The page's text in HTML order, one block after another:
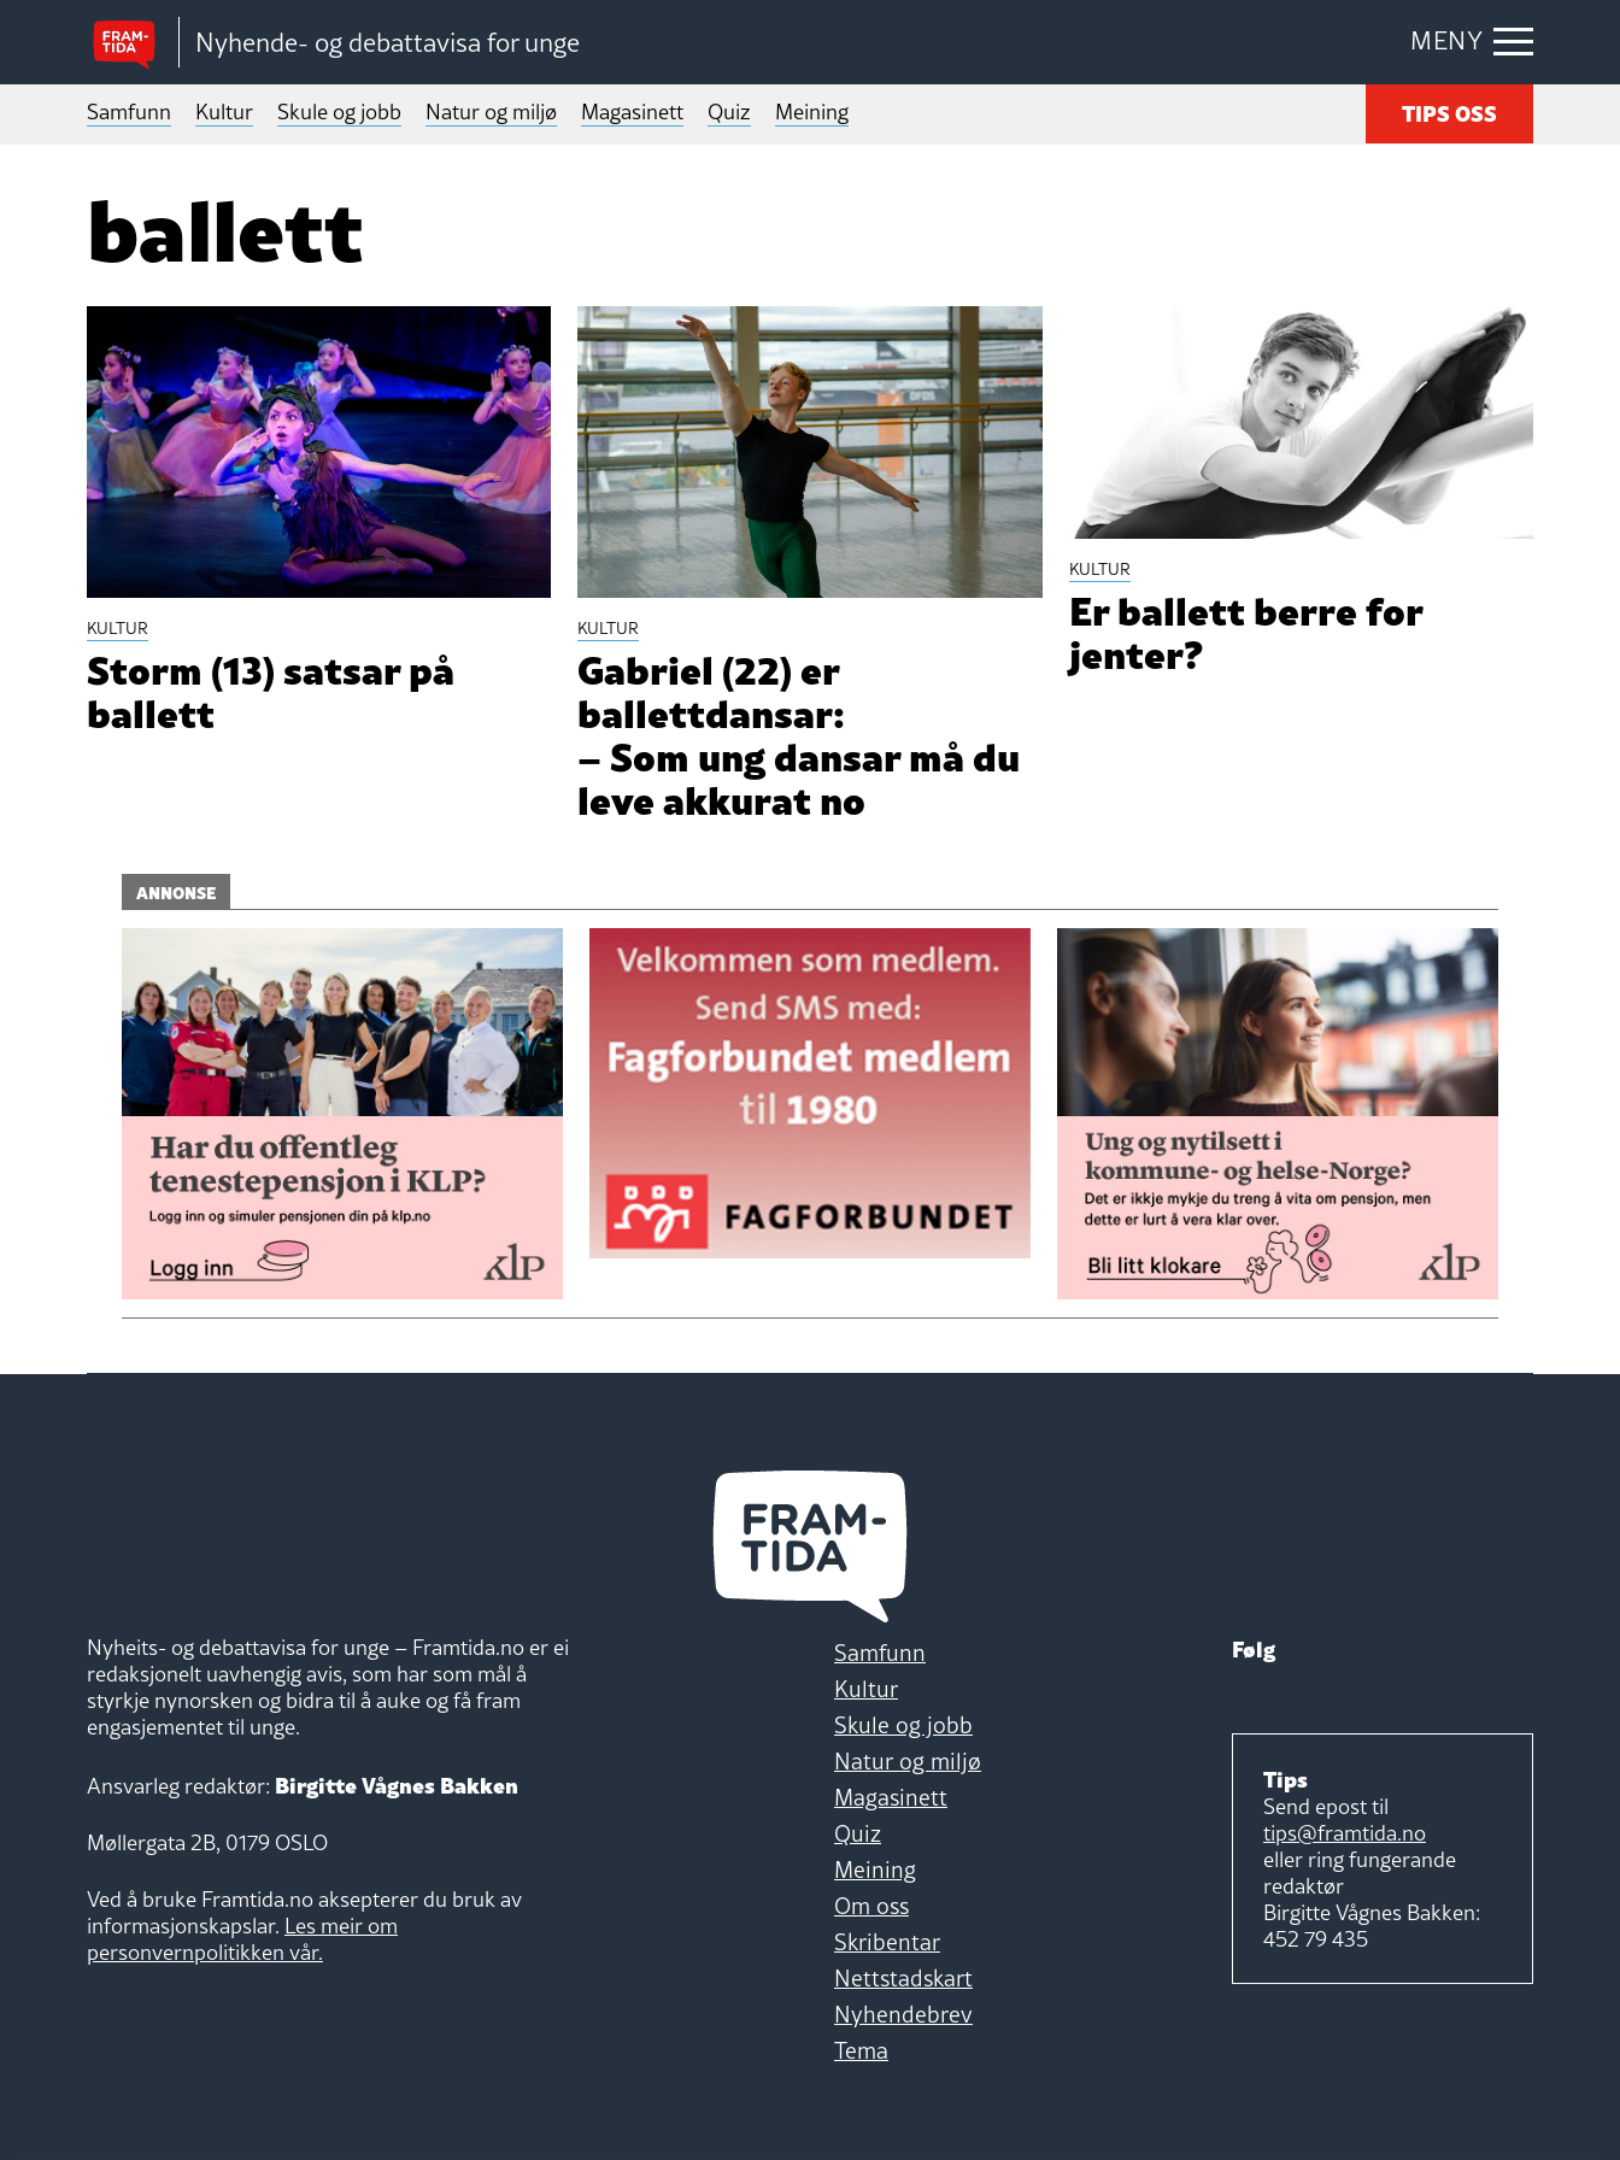
Nyhende- og debattavisa for unge MENY
Samfunn Kultur Skule og jobb Natur og miljø Magasinett Quiz Meining TIPS OSS
ballett
KULTUR
Storm (13) satsar på
ballett
KULTUR
Gabriel (22) er
ballettdansar:
– Som ung dansar må du
leve akkurat no
KULTUR
Er ballett berre for
jenter?
ANNONSE
Nyheits- og debattavisa for unge – Framtida.no er ei
redaksjonelt uavhengig avis, som har som mål å
styrkje nynorsken og bidra til å auke og få fram
engasjementet til unge.
Ansvarleg redaktør: Birgitte Vågnes Bakken
Møllergata 2B, 0179 OSLO
Ved å bruke Framtida.no aksepterer du bruk av
informasjonskapslar. Les meir om
personvernpolitikken vår.
Samfunn
Kultur
Skule og jobb
Natur og miljø
Magasinett
Quiz
Meining
Om oss
Skribentar
Nettstadskart
Nyhendebrev
Tema
Følg
Tips
Send epost til
tips@framtida.no
eller ring fungerande
redaktør
Birgitte Vågnes Bakken:
452 79 435